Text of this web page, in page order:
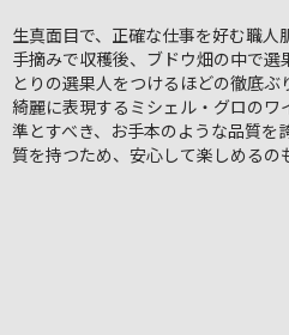
生真面目で、正確な仕事を好む職
手摘みで収穫後、ブドウ畑の中で
とりの選果人をつけるほどの徹底
綺麗に表現するミシェル・グロの
準とすべき、お手本のような品質を
質を持つため、安心して楽しめるの